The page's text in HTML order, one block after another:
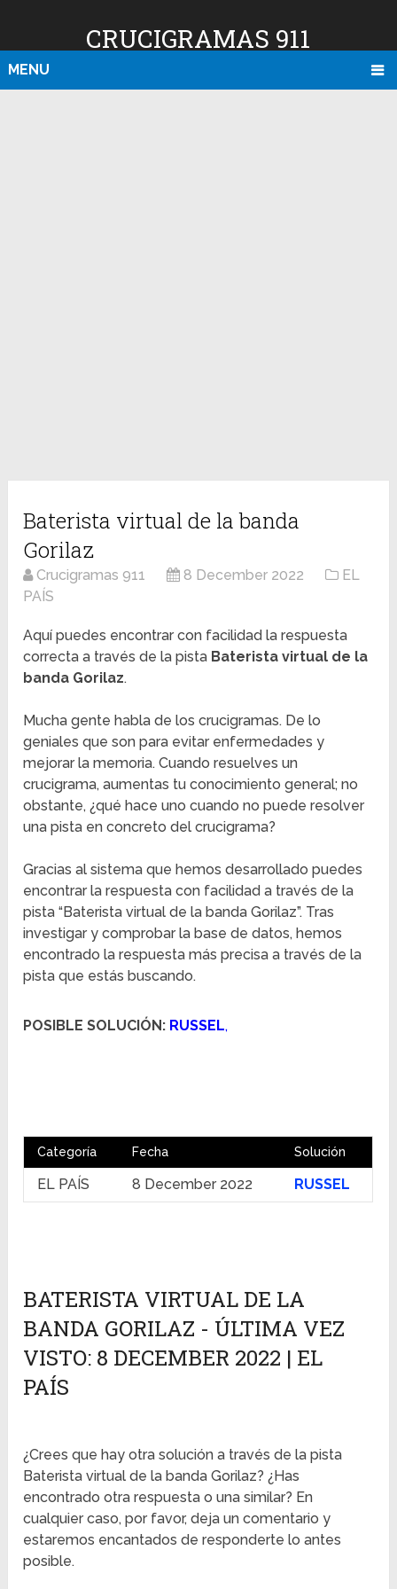
CRUCIGRAMAS 911
MENU
Baterista virtual de la banda
Gorilaz
Crucigramas 911 8 December 2022
EL
PAÍS
Aquí puedes encontrar con facilidad la respuesta
correcta a través de la pista Baterista virtual de la
banda Gorilaz.
Mucha gente habla de los crucigramas. De lo
geniales que son para evitar enfermedades y
mejorar la memoria. Cuando resuelves un
crucigrama, aumentas tu conocimiento general; no
obstante, ¿qué hace uno cuando no puede resolver
una pista en concreto del crucigrama?
Gracias al sistema que hemos desarrollado puedes
encontrar la respuesta con facilidad a través de la
pista “Baterista virtual de la banda Gorilaz”. Tras
investigar y comprobar la base de datos, hemos
encontrado la respuesta más precisa a través de la
pista que estás buscando.
POSIBLE SOLUCIÓN: RUSSEL,
Categoría Fecha Solución
EL PAÍS 8 December 2022 RUSSEL
BATERISTA VIRTUAL DE LA
BANDA GORILAZ - ÚLTIMA VEZ
VISTO: 8 DECEMBER 2022 | EL
PAÍS
¿Crees que hay otra solución a través de la pista
Baterista virtual de la banda Gorilaz? ¿Has
encontrado otra respuesta o una similar? En
cualquier caso, por favor, deja un comentario y
estaremos encantados de responderte lo antes
posible.